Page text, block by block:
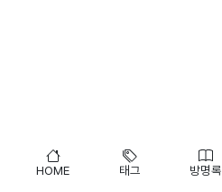
HOME 태그 방명록